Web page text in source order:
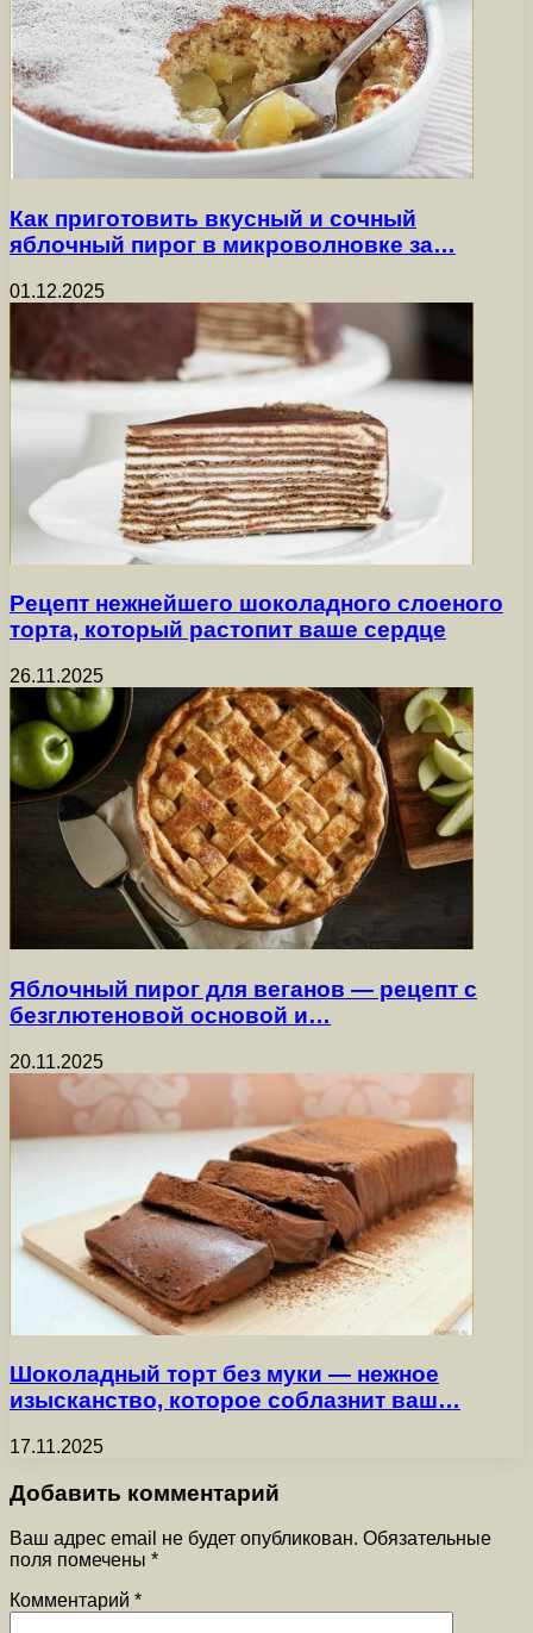
Как приготовить вкусный и сочный
яблочный пирог в микроволновке за…
01.12.2025
Рецепт нежнейшего шоколадного слоеного
торта, который растопит ваше сердце
26.11.2025
Яблочный пирог для веганов — рецепт с
безглютеновой основой и…
20.11.2025
Шоколадный торт без муки — нежное
изысканство, которое соблазнит ваш…
17.11.2025
Добавить комментарий
Ваш адрес email не будет опубликован. Обязательные
поля помечены *
Комментарий *